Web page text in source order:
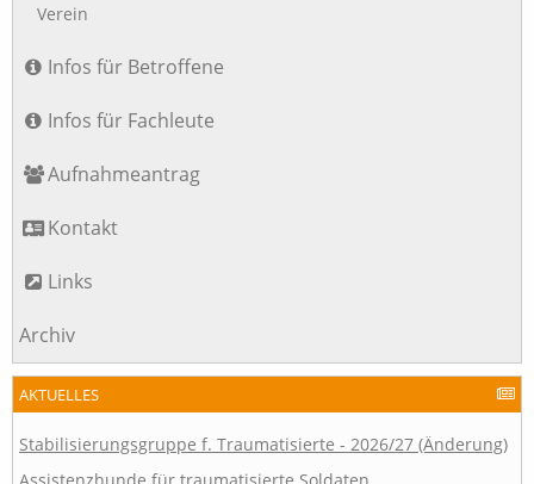
Verein
Infos für Betroffene
Infos für Fachleute
Aufnahmeantrag
Kontakt
Links
Archiv
AKTUELLES
Stabilisierungsgruppe f. Traumatisierte - 2026/27 (Änderung)